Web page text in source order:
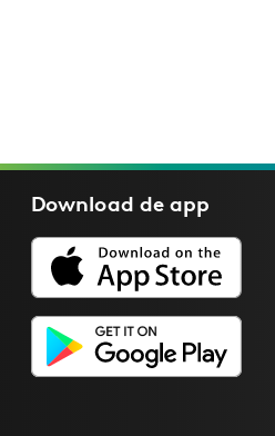
Download deapp